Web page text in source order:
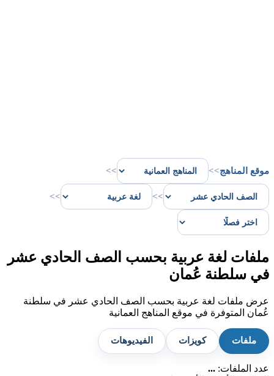
موقع المناهج>>
>>
>>
>>
ملفات لغة عربية بحسب الصف الحادي عشر
في سلطنة عُمان
عرض ملفات لغة عربية بحسب الصف الحادي عشر في سلطنة
عُمان المتوفرة في موقع المناهج العمانية
ملفات كويزات الفيديوهات
عدد الملفات: ...